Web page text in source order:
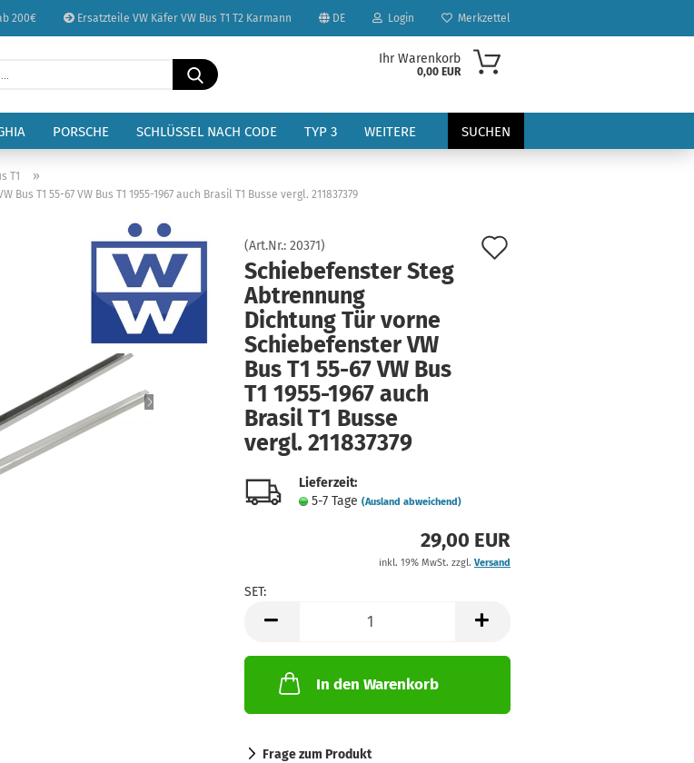
200€ Ersatzteile VW Käfer VW Bus T1 T2 Karmann DE
Sprache auswählen
Lieferland
Login
Konto erstellen
Passwort vergessen?
Merkzettel
Suche...
Ihr Warenkorb
0,00 EUR
PORSCHE SCHLÜSSEL NACH CODE TYP 3 SUCHEN
WEITERE
T1 »
T1 55-67 VW Bus T1 1955-1967 auch Brasil T1 Busse vergl. 211837379
(Art.Nr.: 20371)
Schiebefenster Steg
Abtrennung
Dichtung Tür vorne
Schiebefenster VW
Bus T1 55-67 VW Bus
T1 1955-1967 auch
Brasil T1 Busse
vergl. 211837379
Lieferzeit:
5-7 Tage (Ausland abweichend)
29,00 EUR
inkl. 19% MwSt. zzgl. Versand
SET:
In den Warenkorb
Frage zum Produkt